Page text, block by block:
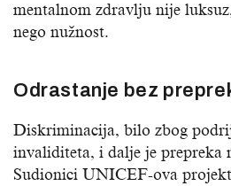
mentalnom zdravlju nije
nego nužnost.
Odrastanje bez
Diskriminacija, bilo zbog
invaliditeta, i dalje je prepreka
Sudionici UNICEF-ova